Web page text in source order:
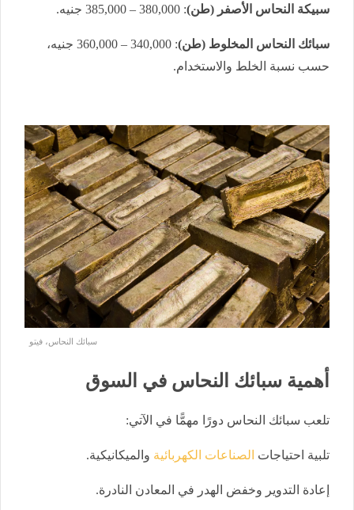
سبيكة النحاس الأصفر (طن): 380,000 – 385,000 جنيه.
سبائك النحاس المخلوط (طن)
: 340,000 – 360,000 جنيه،
حسب نسبة الخلط والاستخدام.
سبائك النحاس، فيتو
أهمية سبائك النحاس في السوق
تلعب سبائك النحاس دورًا مهمًّا في الآتي:
تلبية احتياجات الصناعات الكهربائية والميكانيكية.
إعادة التدوير وخفض الهدر في المعادن النادرة.